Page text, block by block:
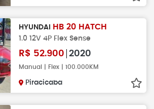
HYUNDAI HB 20 HATCH
1.0 12V 4P Flex Sense
R$ 52.900 2020
Manual | Flex | 100.000KM
Piracicaba